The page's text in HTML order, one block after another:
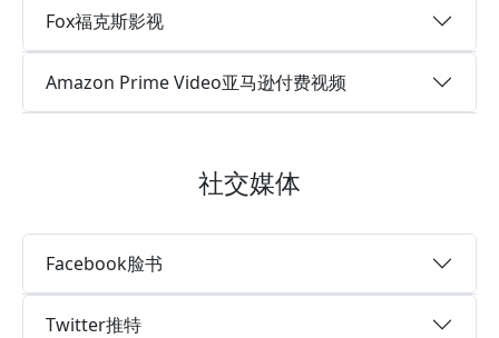
Fox福克斯影视
Amazon Prime Video亚马逊付费视频
社交媒体
Facebook脸书
Twitter推特